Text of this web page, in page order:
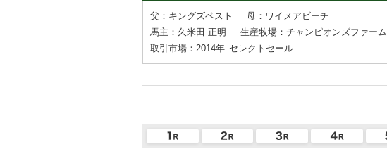
父：キングズベスト
母：ワイメアビーチ
馬主：久米田 正明
生産牧場：チャンピオンズファーム
取引市場：2014年 セレクトセール